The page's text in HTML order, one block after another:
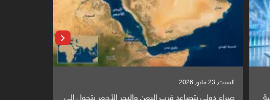
السبت, 23 مايو, 2026
صراع دولي يتصاعد قرب اليمن والبحر الأحمر يتحول إلى